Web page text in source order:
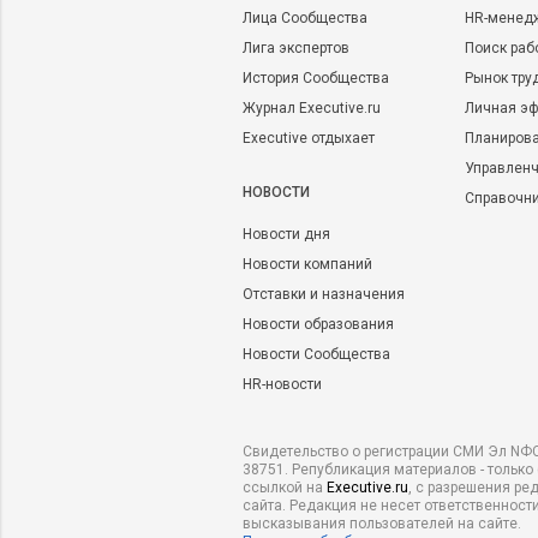
Лица Сообщества
Лига экспертов
История Сообщества
Журнал Executive.ru
Executive отдыхает
НОВОСТИ
Новости дня
Новости компаний
Отставки и назначения
Новости образования
Новости Сообщества
HR-новости
HR-
Поиск
Рынок
Личная
Свидетельство о регистрации СМИ Эл
38751. Републикация материалов - только
ссылкой на Executive.ru, с разрешения
сайта. Редакция не несет
высказывания пользователей на сайте.